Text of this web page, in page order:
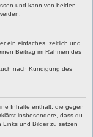
und kann von beiden
ein einfaches, zeitlich und
Beitrag im Rahmen des
nach Kündigung des
Inhalte enthält, die gegen
insbesondere, dass du
und Bilder zu setzen